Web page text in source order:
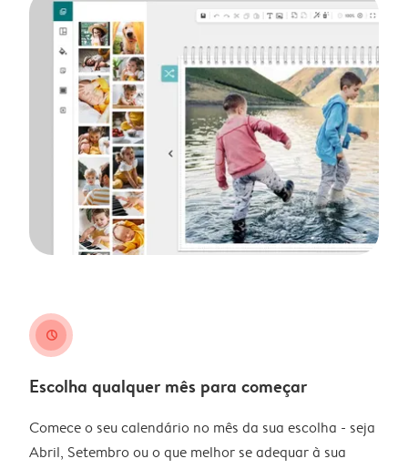
clock
Escolha qualquer mês para começar
Comece o seu calendário no mês da sua escolha - seja
Abril, Setembro ou o que melhor se adequar à sua